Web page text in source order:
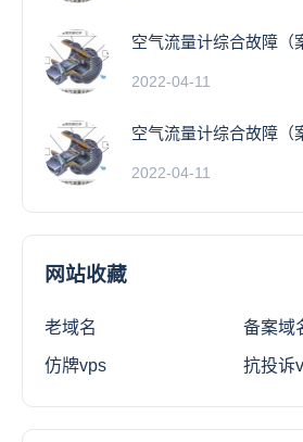
空气流量计综合故障（
2022-04-11
空气流量计综合故障（
2022-04-11
网站收藏
老域名 备案域
仿牌vps 抗投诉